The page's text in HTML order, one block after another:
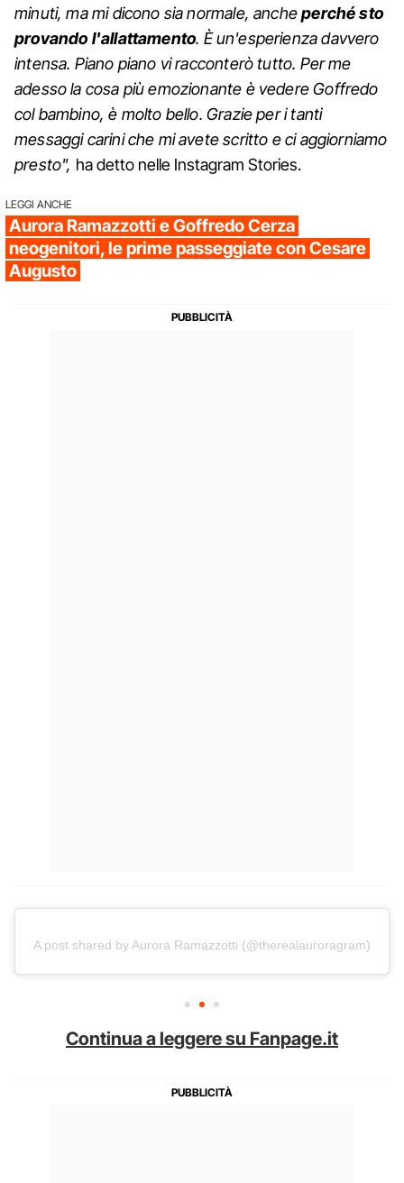
minuti, ma mi dicono sia normale, ancheperché sto
provando l'allattamento. È un'esperienza davvero
intensa. Piano piano vi racconterò tutto. Per me
adesso la cosa più emozionante è vedere Goffredo
col bambino, è molto bello. Grazie per i tanti
messaggi carini che mi avete scritto e ci aggiorniamo
presto", ha detto nelle Instagram Stories.
LEGGI ANCHE
Aurora Ramazzotti e Goffredo Cerza
neogenitori, le prime passeggiate con Cesare
Augusto
A post shared by Aurora Ramazzotti (@therealauroragram)
Continua a leggere su Fanpage.it